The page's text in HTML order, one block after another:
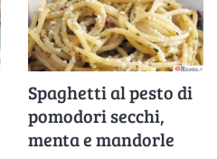
Spaghetti al pesto di
pomodori secchi,
menta e mandorle